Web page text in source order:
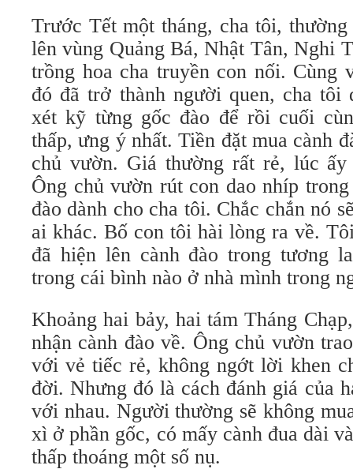
Trước Tết một tháng, cha tôi,
lên vùng Quảng Bá, Nhật Tân, Nghi
trồng hoa cha truyền con nối. Cùng
đó đã trở thành người quen, cha tôi
xét kỹ từng gốc đào để rồi cuối
thấp, ưng ý nhất. Tiền đặt mua cành
chủ vườn. Giá thường rất rẻ, lúc
Ông chủ vườn rút con dao nhíp
đào dành cho cha tôi. Chắc chắn nó
ai khác. Bố con tôi hài lòng ra về.
đã hiện lên cành đào trong tương
trong cái bình nào ở nhà mình trong
Khoảng hai bảy, hai tám Tháng
nhận cành đào về. Ông chủ vườn
với vẻ tiếc rẻ, không ngớt lời khen
đời. Nhưng đó là cách đánh giá của
với nhau. Người thường sẽ không
xì ở phần gốc, có mấy cành đua dài
thấp thoáng một số nụ.